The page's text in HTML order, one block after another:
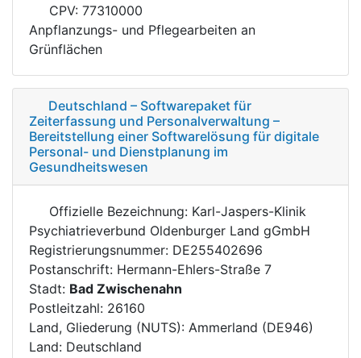
CPV: 77310000
Anpflanzungs- und Pflegearbeiten an
Grünflächen
Deutschland – Softwarepaket für
Zeiterfassung und Personalverwaltung –
Bereitstellung einer Softwarelösung für digitale
Personal- und Dienstplanung im
Gesundheitswesen
Offizielle Bezeichnung: Karl-Jaspers-Klinik
Psychiatrieverbund Oldenburger Land gGmbH
Registrierungsnummer: DE255402696
Postanschrift: Hermann-Ehlers-Straße 7
Stadt: Bad Zwischenahn
Postleitzahl: 26160
Land, Gliederung (NUTS): Ammerland (DE946)
Land: Deutschland